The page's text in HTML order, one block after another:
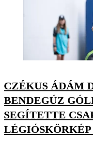
CZÉKUS ÁDÁM
BENDEGÚZ
SEGÍTETTE